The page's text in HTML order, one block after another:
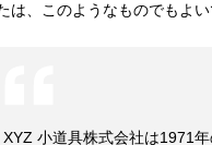
は、このようなものでもよい
XYZ 小道具株式会社は1971